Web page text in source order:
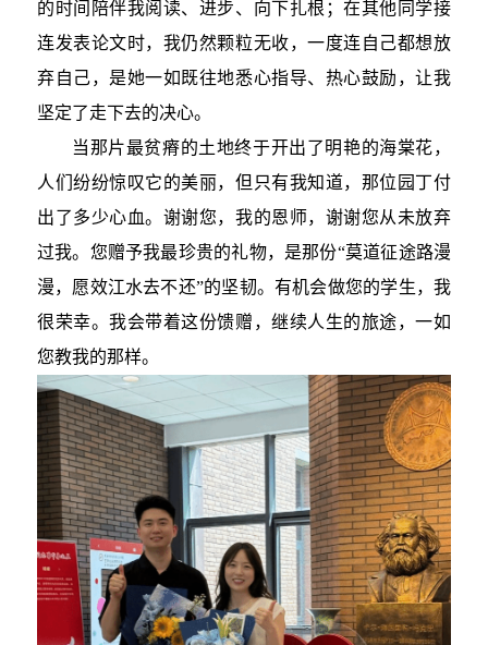
的时间陪伴我阅读、进步、向下扎根；在其他同学接
连发表论文时，我仍然颗粒无收，一度连自己都想放
弃自己，是她一如既往地悉心指导、热心鼓励，让我
坚定了走下去的决心。
当那片最贫瘠的土地终于开出了明艳的海棠花，
人们纷纷惊叹它的美丽，但只有我知道，那位园丁付
出了多少心血。谢谢您，我的恩师，谢谢您从未放弃
过我。您赠予我最珍贵的礼物，是那份“莫道征途路漫
漫，愿效江水去不还”的坚韧。有机会做您的学生，我
很荣幸。我会带着这份馈赠，继续人生的旅途，一如
您教我的那样。